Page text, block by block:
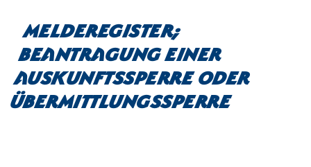
Melderegister;
Beantragung einer
Auskunftssperre oder
Übermittlungssperre